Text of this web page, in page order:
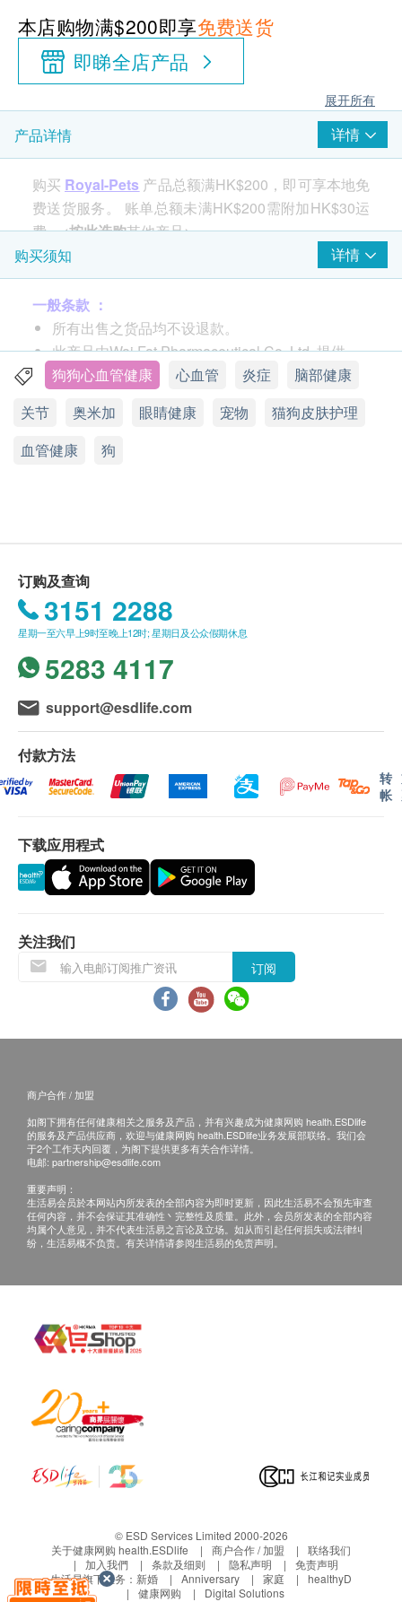
本店购物满$200即享免费送货
即睇全店产品
展开所有
产品详情 详情
购买 Royal-Pets 产品总额满HK$200，即可享本地免
费送货服务。 账单总额未满HK$200需附加HK$30运
费。<按此选购其他产品>
对处于不同成长阶段的毛孩的各种生理需要，全方位
检测。由GMP／cGMP认证厂房生产的产品品质上
盛，百分百适合毛孩食用，主人们大可放心。
奥米加3脂肪酸是年幼动物成长和发展的重要营养，
在日常饮食中必不可少，对于抑制炎症非常重要，尤
其是心脏、脑部和皮肤发炎。透过增加宠物日常饮食
中奥米加3脂肪酸的份量和质量，能抑制炎症和老
化，有助预防年幼犬患病及令老年犬更强壮。
产地
加拿大
维护血管畅通
促进皮毛健康，减少毛发脱落
改善发炎症状
支援脑部发育和脑部运作
成分
深海鱼油（1000毫克）
甘油
明胶
服法
25磅以下小型犬只: 每日1次，每次1粒
2. 刺破软胶囊后，将鱼油直接挤出至食物上
置于阴凉干燥处，远离儿童及宠物。
注意
建议不要超过每日建议剂量。若犬只不舒服或正在服
食药物，服用本产品前请先咨询兽医。如果您的犬只
品。本产品只供犬只服用。
购买须知 详情
一般条款 ：
所有出售之货品均不设退款。
此产品由Wai Fat Pharmaceutical Co. Ltd. 提供。
如有任何争议，Wai Fat Pharmaceutical Co. Ltd.
送货条款：
风讯号悬挂或黑色暴雨警告生效时，送货服务时间
将会延迟。
所有订单须视乎相关货品的供应情况再作最后确
单上的货品，健康网购health.ESDlife有权拒绝接
受该订单，并且会于送货前透过电话或电邮通知顾
货品质量保证，于顾客收到产品当日起计，食用期
退换条款 ：
当顾客收取已订购之货品时，有责任检查货品是否
退换产品必须包装完整，如退换之产品有任何残缺
或过期退回，供应商有权不受理。
如有其他损坏或遗漏查询，顾客必须保留有效收据
正本，并于送货后3个工作天内按下列方式联络健
狗狗心血管健康 心血管 炎症
脑部健康
关节
奥米加 眼睛健康 宠物
猫狗皮肤护理
血管健康
狗
订购及查询
3151 2288
星期一至六早上9时至晚上12时; 星期日及公众假期休息
5283 4117
support@esdlife.com
付款方法
转
帐
下载应用程式
关注我们
订阅
商户合作 / 加盟
如阁下拥有任何健康相关之服务及产品，并有兴趣成为健康网购 health.ESDlife
的服务及产品供应商，欢迎与健康网购 health.ESDlife业务发展部联络。我们会
于2个工作天内回覆，为阁下提供更多有关合作详情。
电邮: partnership@esdlife.com
重要声明：
生活易会员於本网站内所发表的全部内容为即时更新，因此生活易不会预先审查
任何内容，并不会保证其准确性丶完整性及质量。此外，会员所发表的全部内容
均属个人意见，并不代表生活易之言论及立场。如从而引起任何损失或法律纠
纷，生活易概不负责。有关详情请参阅生活易的免责声明。
© ESD Services Limited 2000-2026
关于健康网购 health.ESDlife
商户合作 / 加盟
联络我们
加入我們
条款及细则 隐私声明
免责声明
生活易旗下业务： 新婚 Anniversary 家庭
healthyD
健康网购
Digital Solutions